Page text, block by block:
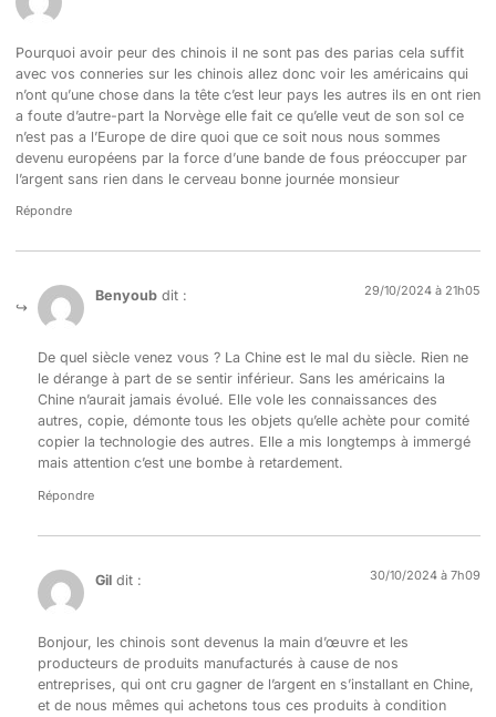
Pourquoi avoir peur des chinois il ne sont pas des parias cela suffit
avec vos conneries sur les chinois allez donc voir les américains qui
n’ont qu’une chose dans la tête c’est leur pays les autres ils en ont rien
a foute d’autre-part la Norvège elle fait ce qu’elle veut de son sol ce
n’est pas a l’Europe de dire quoi que ce soit nous nous sommes
devenu européens par la force d’une bande de fous préoccuper par
l’argent sans rien dans le cerveau bonne journée monsieur
Répondre
Benyoub dit : 29/10/2024 à 21h05
De quel siècle venez vous ? La Chine est le mal du siècle. Rien ne
le dérange à part de se sentir inférieur. Sans les américains la
Chine n’aurait jamais évolué. Elle vole les connaissances des
autres, copie, démonte tous les objets qu’elle achète pour comité
copier la technologie des autres. Elle a mis longtemps à immergé
mais attention c’est une bombe à retardement.
Répondre
Gil dit : 30/10/2024 à 7h09
Bonjour, les chinois sont devenus la main d’œuvre et les
producteurs de produits manufacturés à cause de nos
entreprises, qui ont cru gagner de l’argent en s’installant en Chine,
et de nous mêmes qui achetons tous ces produits à condition